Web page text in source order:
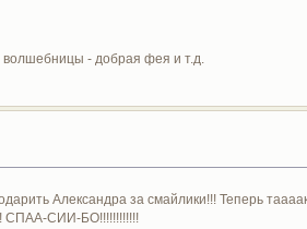
волшебницы - добрая фея и т.д.
Александра за смайлики!!! Теперь
СПАА-СИИ-БО!!!!!!!!!!!!